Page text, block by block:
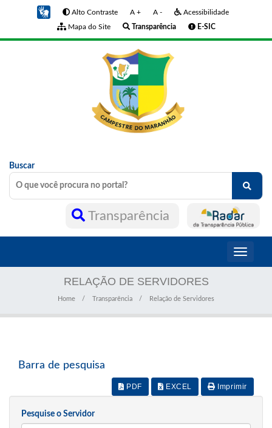
Alto Contraste A + A -
Acessibilidade
Mapa do Site
Transparência E-SIC
Buscar
Transparência
Toggle
RELAÇÃO DE SERVIDORES
Home Transparência Relação de Servidores
Barra de pesquisa
PDF EXCEL Imprimir
Pesquise o Servidor